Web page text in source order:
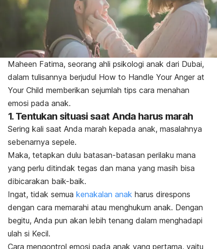
Maheen Fatima, seorang ahli psikologi anak dari Dubai,
dalam tulisannya berjudul How to Handle Your Anger at
Your Child memberikan sejumlah tips cara menahan
emosi pada anak.
1. Tentukan situasi saat Anda harus marah
Sering kali saat Anda marah kepada anak, masalahnya
sebenarnya sepele.
Maka, tetapkan dulu batasan-batasan perilaku mana
yang perlu ditindak tegas dan mana yang masih bisa
dibicarakan baik-baik.
Ingat, tidak semua kenakalan anak harus direspons
dengan cara memarahi atau menghukum anak. Dengan
begitu, Anda pun akan lebih tenang dalam menghadapi
ulah si Kecil.
Cara mengontrol emosi pada anak yang pertama, yaitu